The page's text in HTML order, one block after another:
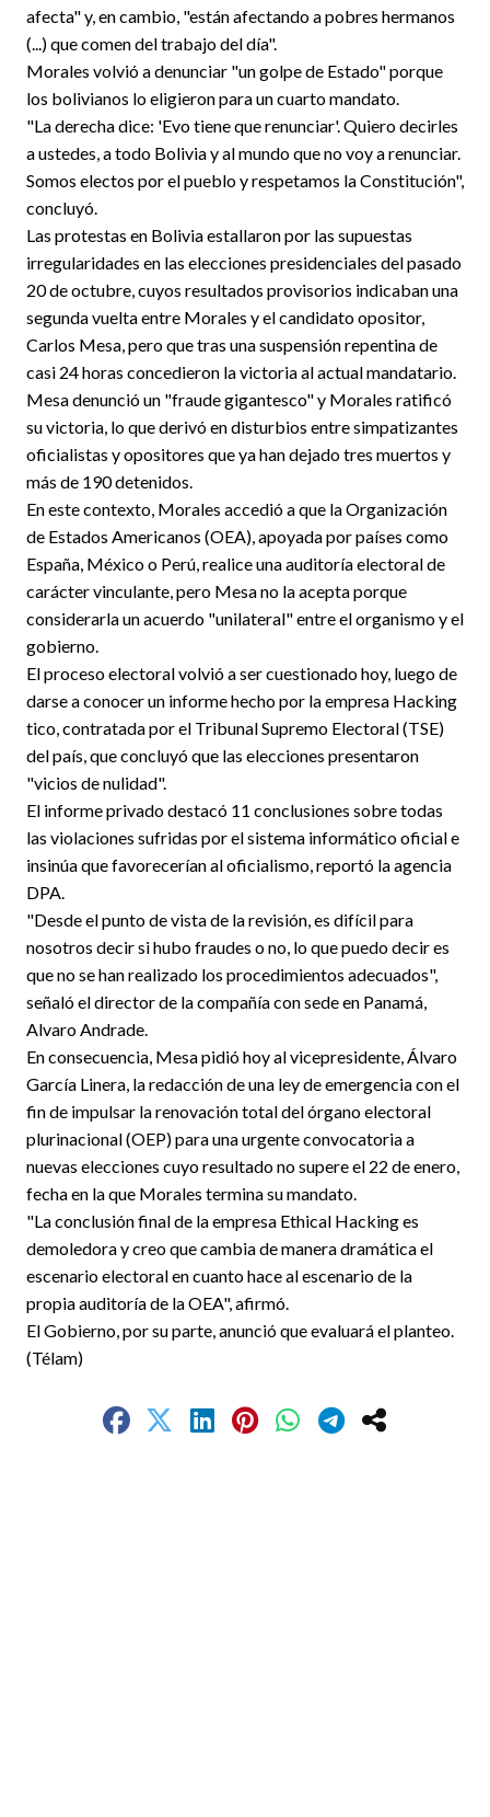
afecta" y, en cambio, "están afectando a pobres hermanos
(...) que comen del trabajo del día".
Morales volvió a denunciar "un golpe de Estado" porque
los bolivianos lo eligieron para un cuarto mandato.
"La derecha dice: 'Evo tiene que renunciar'. Quiero decirles
a ustedes, a todo Bolivia y al mundo que no voy a renunciar.
Somos electos por el pueblo y respetamos la Constitución",
concluyó.
Las protestas en Bolivia estallaron por las supuestas
irregularidades en las elecciones presidenciales del pasado
20 de octubre, cuyos resultados provisorios indicaban una
segunda vuelta entre Morales y el candidato opositor,
Carlos Mesa, pero que tras una suspensión repentina de
casi 24 horas concedieron la victoria al actual mandatario.
Mesa denunció un "fraude gigantesco" y Morales ratificó
su victoria, lo que derivó en disturbios entre simpatizantes
oficialistas y opositores que ya han dejado tres muertos y
más de 190 detenidos.
En este contexto, Morales accedió a que la Organización
de Estados Americanos (OEA), apoyada por países como
España, México o Perú, realice una auditoría electoral de
carácter vinculante, pero Mesa no la acepta porque
considerarla un acuerdo "unilateral" entre el organismo y el
gobierno.
El proceso electoral volvió a ser cuestionado hoy, luego de
darse a conocer un informe hecho por la empresa Hacking
tico, contratada por el Tribunal Supremo Electoral (TSE)
del país, que concluyó que las elecciones presentaron
"vicios de nulidad".
El informe privado destacó 11 conclusiones sobre todas
las violaciones sufridas por el sistema informático oficial e
insinúa que favorecerían al oficialismo, reportó la agencia
DPA.
"Desde el punto de vista de la revisión, es difícil para
nosotros decir si hubo fraudes o no, lo que puedo decir es
que no se han realizado los procedimientos adecuados",
señaló el director de la compañía con sede en Panamá,
Alvaro Andrade.
En consecuencia, Mesa pidió hoy al vicepresidente, Álvaro
García Linera, la redacción de una ley de emergencia con el
fin de impulsar la renovación total del órgano electoral
plurinacional (OEP) para una urgente convocatoria a
nuevas elecciones cuyo resultado no supere el 22 de enero,
fecha en la que Morales termina su mandato.
"La conclusión final de la empresa Ethical Hacking es
demoledora y creo que cambia de manera dramática el
escenario electoral en cuanto hace al escenario de la
propia auditoría de la OEA", afirmó.
El Gobierno, por su parte, anunció que evaluará el planteo.
(Télam)